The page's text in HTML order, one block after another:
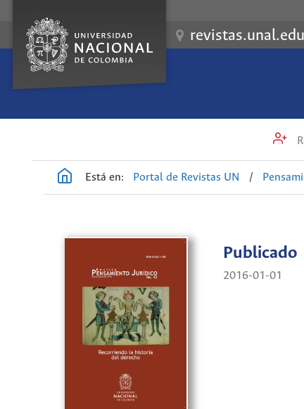
Está en: Portal de Revistas UN /
Publicado
2016-01-01